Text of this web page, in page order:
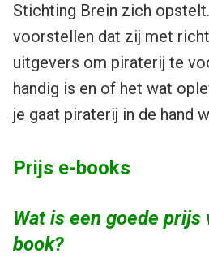
Stichting Brein zich
voorstellen dat zij met
uitgevers om piraterij te
handig is en of het wat
je gaat piraterij in de hand
Prijs e-books
Wat is een goede prijs
book?